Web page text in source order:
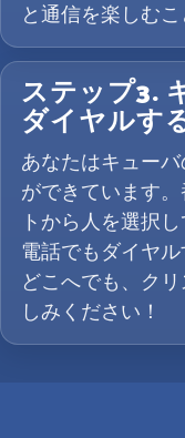
と通信を楽しむこ
ステップ3.
ダイヤルす
あなたはキュー
ができています
トから人を選択
電話でもダイヤ
どこへでも、ク
しみください！